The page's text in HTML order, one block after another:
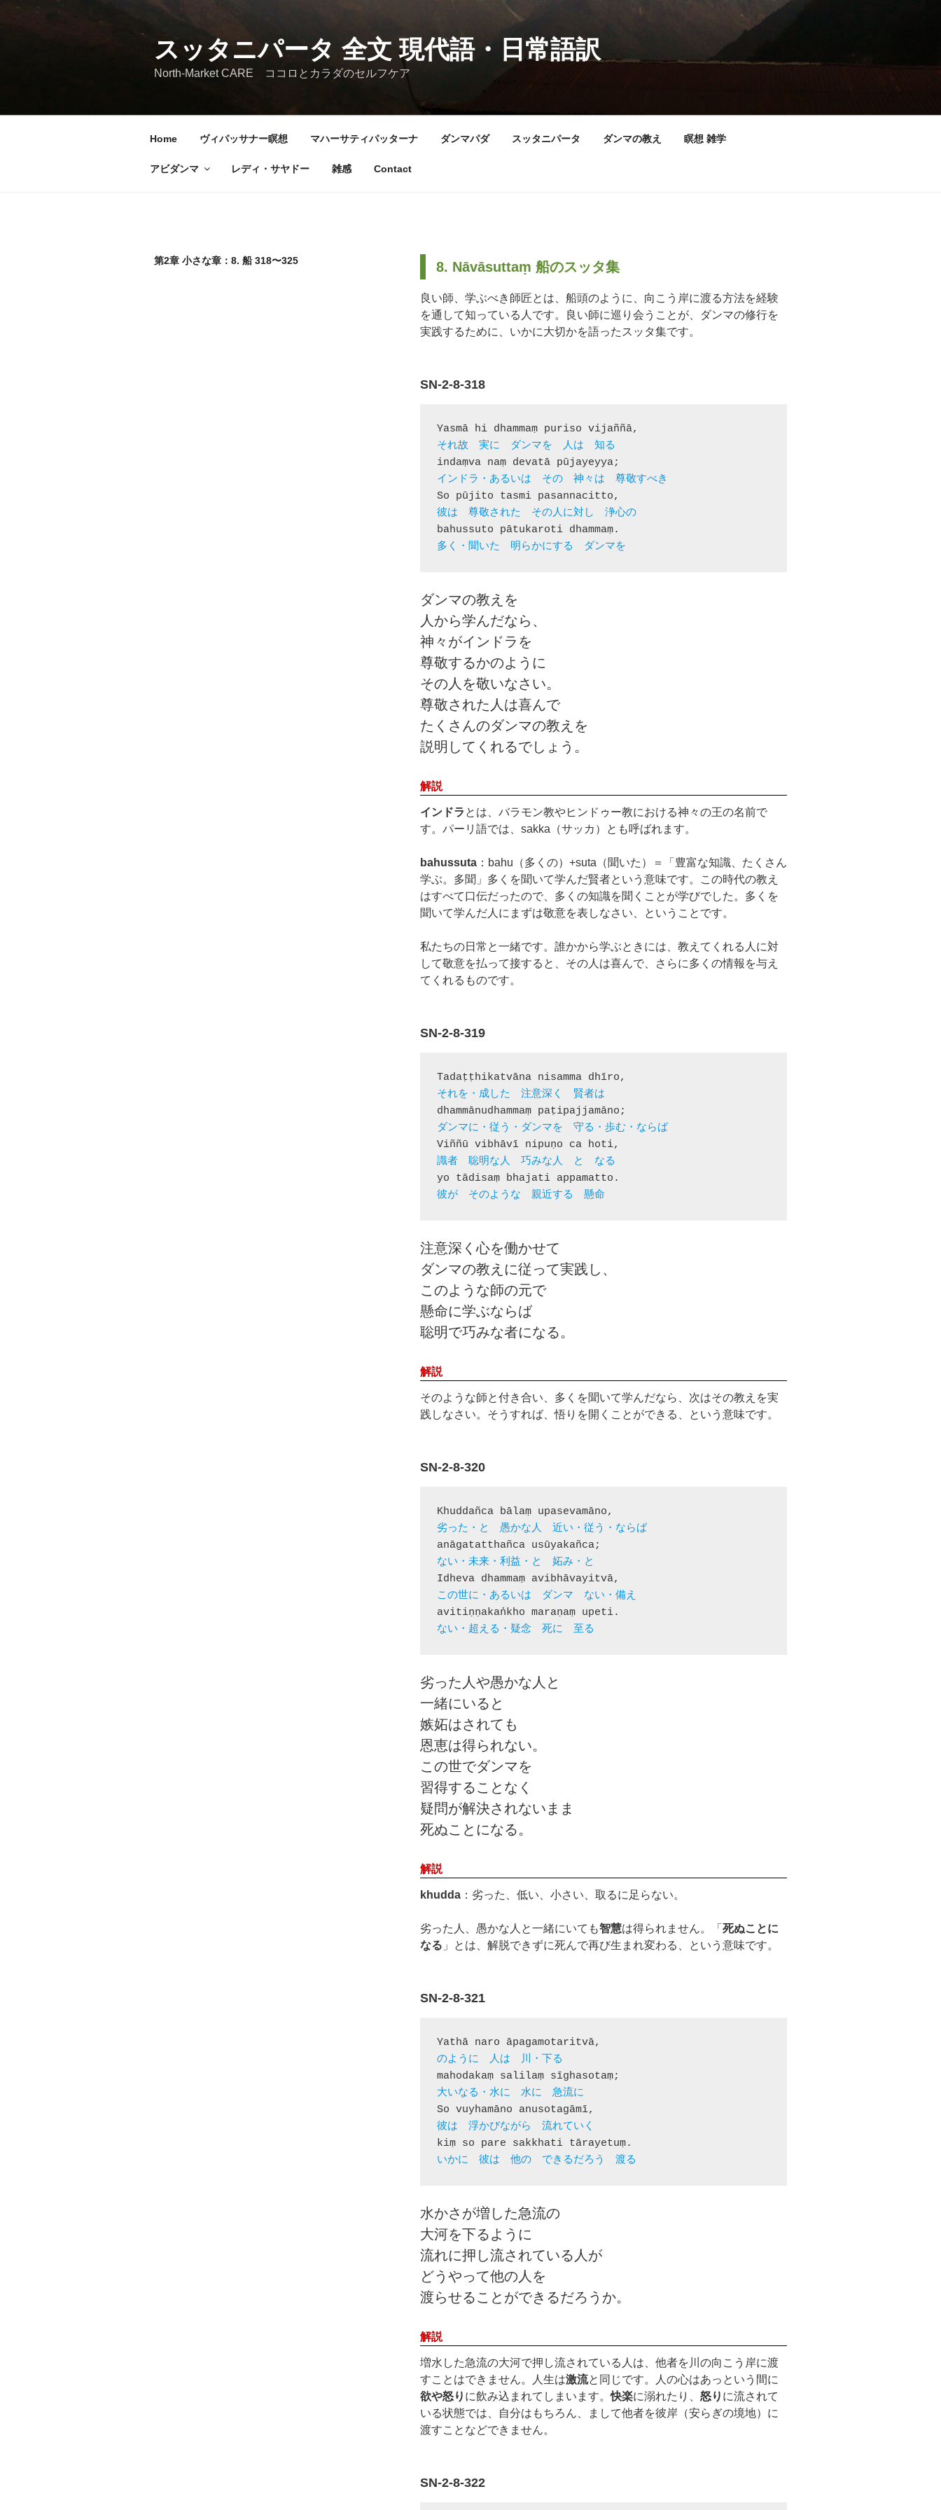
スッタニパータ 全文 現代語・日常語訳
North-Market CARE ココロとカラダのセルフケア
Home ヴィパッサナー瞑想 マハーサティパッターナ ダンマパダ スッタニパータ ダンマの教え 瞑想 雑学
アビダンマ レディ・サヤドー 雑感 Contact
第2章 小さな章：8. 船 318〜325 8. Nāvāsuttaṃ 船のスッタ集
良い師、学ぶべき師匠とは、船頭のように、向こう岸に渡る方法を経験
を通して知っている人です。良い師に巡り会うことが、ダンマの修行を
実践するために、いかに大切かを語ったスッタ集です。
SN-2-8-318
彼は　尊敬された　その人に対し　浄心の
多く・聞いた　明らかにする　ダンマを
ダンマの教えを
人から学んだなら、
神々がインドラを
尊敬するかのように
その人を敬いなさい。
尊敬された人は喜んで
たくさんのダンマの教えを
説明してくれるでしょう。
解説
インドラ とは、バラモン教やヒンドゥー教における神々の王の名前で
す。パーリ語では、sakka（サッカ）とも呼ばれます。
bahussuta：bahu（多くの）+suta（聞いた）＝「豊富な知識、たくさん
学ぶ。多聞」多くを聞いて学んだ賢者という意味です。この時代の教え
はすべて口伝だったので、多くの知識を聞くことが学びでした。多くを
聞いて学んだ人にまずは敬意を表しなさい、ということです。
私たちの日常と一緒です。誰かから学ぶときには、教えてくれる人に対
して敬意を払って接すると、その人は喜んで、さらに多くの情報を与え
てくれるものです。
SN-2-8-319
彼が　そのような　親近する　懸命
注意深く心を働かせて
ダンマの教えに従って実践し、
このような師の元で
懸命に学ぶならば
聡明で巧みな者になる。
解説
そのような師と付き合い、多くを聞いて学んだなら、次はその教えを実
践しなさい。そうすれば、悟りを開くことができる、という意味です。
SN-2-8-320
ない・超える・疑念　死に　至る
劣った人や愚かな人と
一緒にいると
嫉妬はされても
恩恵は得られない。
この世でダンマを
習得することなく
疑問が解決されないまま
死ぬことになる。
解説
khudda：劣った、低い、小さい、取るに足らない。
劣った人、愚かな人と一緒にいても智慧は得られません。「 死ぬことに
なる 」とは、解脱できずに死んで再び生まれ変わる、という意味です。
SN-2-8-321
いかに　彼は　他の　できるだろう　渡る
水かさが増した急流の
大河を下るように
流れに押し流されている人が
どうやって他の人を
渡らせることができるだろうか。
解説
増水した急流の大河で押し流されている人は、他者を川の向こう岸に渡
すことはできません。人生は激流と同じです。人の心はあっという間に
欲や怒り に飲み込まれてしまいます。快楽に溺れたり、 怒り に流されて
いる状態では、自分はもちろん、まして他者を彼岸（安らぎの境地）に
渡すことなどできません。
SN-2-8-322